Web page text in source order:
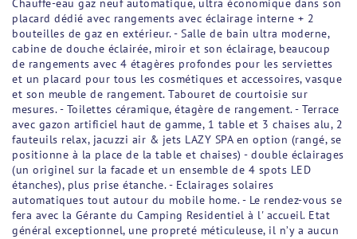
Chauffe-eau gaz neuf automatique, ultra économique dans son
placard dédié avec rangements avec éclairage interne + 2
bouteilles de gaz en extérieur. - Salle de bain ultra moderne,
cabine de douche éclairée, miroir et son éclairage, beaucoup
de rangements avec 4 étagères profondes pour les serviettes
et un placard pour tous les cosmétiques et accessoires, vasque
et son meuble de rangement. Tabouret de courtoisie sur
mesures. - Toilettes céramique, étagère de rangement. - Terrace
avec gazon artificiel haut de gamme, 1 table et 3 chaises alu, 2
fauteuils relax, jacuzzi air & jets LAZY SPA en option (rangé, se
positionne à la place de la table et chaises) - double éclairages
(un originel sur la facade et un ensemble de 4 spots LED
étanches), plus prise étanche. - Eclairages solaires
automatiques tout autour du mobile home. - Le rendez-vous se
fera avec la Gérante du Camping Residentiel à l' accueil. Etat
général exceptionnel, une propreté méticuleuse, il n’y a aucun